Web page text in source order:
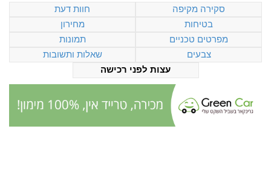
סקירה מקיפה
חוות דעת
בטיחות
מחירון
מפרטים טכניים
תמונות
צבעים
שאלות ותשובות
עצות לפני רכישה